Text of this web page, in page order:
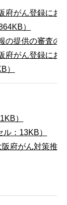
府がん登録にお
）
の提供の審査の
府がん登録にお
）
）
：13KB）
府がん対策推